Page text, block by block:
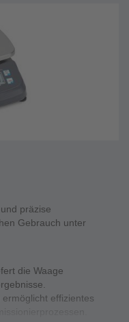
präzise
Gebrauch unter
die Waage
effizientes